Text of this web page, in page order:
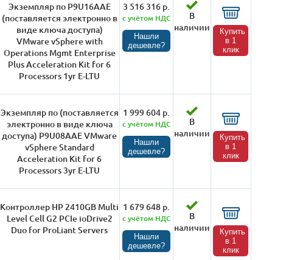
Экземпляр по P9U16AAE
(поставляется электронно в
виде ключа доступа)
VMware vSphere with
Operations Mgmt Enterprise
Plus Acceleration Kit for 6
Processors 1yr E-LTU
3 516 316 р.
с учётом НДС
Нашли
дешевле?
В
наличии
Купить
в 1
клик
Экземпляр по (поставляется
электронно в виде ключа
доступа) P9U08AAE VMware
vSphere Standard
Acceleration Kit for 6
Processors 3yr E-LTU
1 999 604 р.
с учётом НДС
Нашли
дешевле?
В
наличии
Купить
в 1
клик
Контроллер HP 2410GB Multi
Level Cell G2 PCIe ioDrive2
Duo for ProLiant Servers
1 679 648 р.
с учётом НДС
Нашли
дешевле?
В
наличии
Купить
в 1
клик